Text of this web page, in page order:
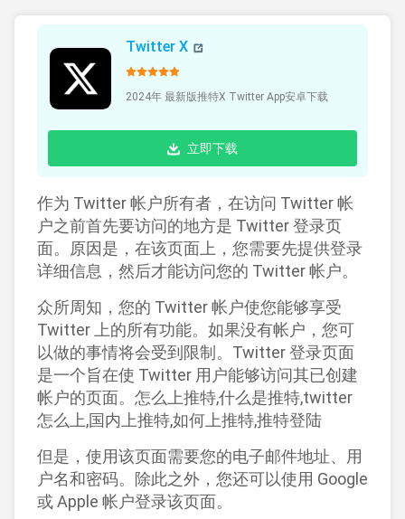
Twitter X
2024年 最新版推特X Twitter App安卓下载
立即下载
作为 Twitter 帐户所有者，在访问 Twitter 帐
户之前首先要访问的地方是 Twitter 登录页
面。原因是，在该页面上，您需要先提供登录
详细信息，然后才能访问您的 Twitter 帐户。
众所周知，您的 Twitter 帐户使您能够享受
Twitter 上的所有功能。如果没有帐户，您可
以做的事情将会受到限制。Twitter 登录页面
是一个旨在使 Twitter 用户能够访问其已创建
帐户的页面。怎么上推特,什么是推特,twitter
怎么上,国内上推特,如何上推特,推特登陆
但是，使用该页面需要您的电子邮件地址、用
户名和密码。除此之外，您还可以使用 Google
或 Apple 帐户登录该页面。